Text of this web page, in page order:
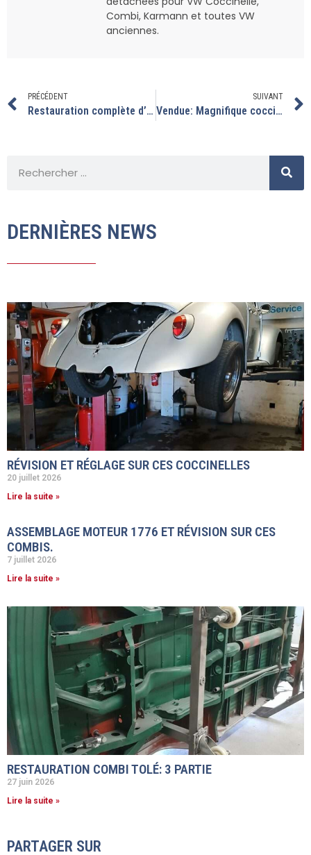
Combi, Karmann et toutes VW
anciennes.
PRÉCÉDENT
Restauration complète d’une coccinelle cabriolet de 1967.
SUIVANT
Vendue: Magnifique coccinelle 1300 de 1968 restaurée
DERNIÈRES NEWS
RÉVISION ET RÉGLAGE SUR CES COCCINELLES
20 juillet 2026
Lire la suite »
ASSEMBLAGE MOTEUR 1776 ET RÉVISION SUR CES
COMBIS.
7 juillet 2026
Lire la suite »
RESTAURATION COMBI TOLÉ: 3 PARTIE
27 juin 2026
Lire la suite »
PARTAGER SUR